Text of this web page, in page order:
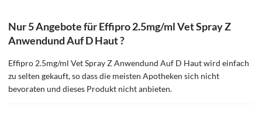
Nur 5 Angebote für Effipro 2.5mg/ml Vet Spray Z
Anwendund Auf D Haut ?
Effipro 2.5mg/ml Vet Spray Z Anwendund Auf D Haut wird einfach
zu selten gekauft, so dass die meisten Apotheken sich nicht
bevoraten und dieses Produkt nicht anbieten.